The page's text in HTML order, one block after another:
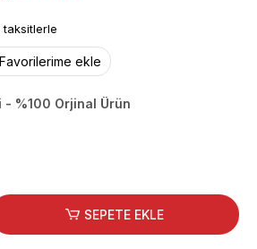
Favorilerime ekle
- %100 Orjinal Ürün
SEPETE EKLE